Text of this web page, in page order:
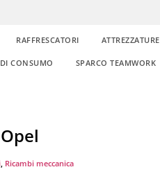
RAFFRESCATORI ATTREZZATURE
CONSUMO SPARCO TEAMWORK
, Ricambi meccanica